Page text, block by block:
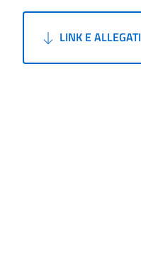
LINK E ALLEGATI